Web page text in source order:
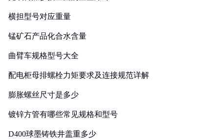
横担型号对应重量
锰矿石产品化合水含量
曲臂车规格型号大全
配电柜母排螺栓力矩要求及连接规范详解
膨胀螺丝尺寸是多少
镀锌方管有哪些常见规格和型号
D400球墨铸铁井盖重多少